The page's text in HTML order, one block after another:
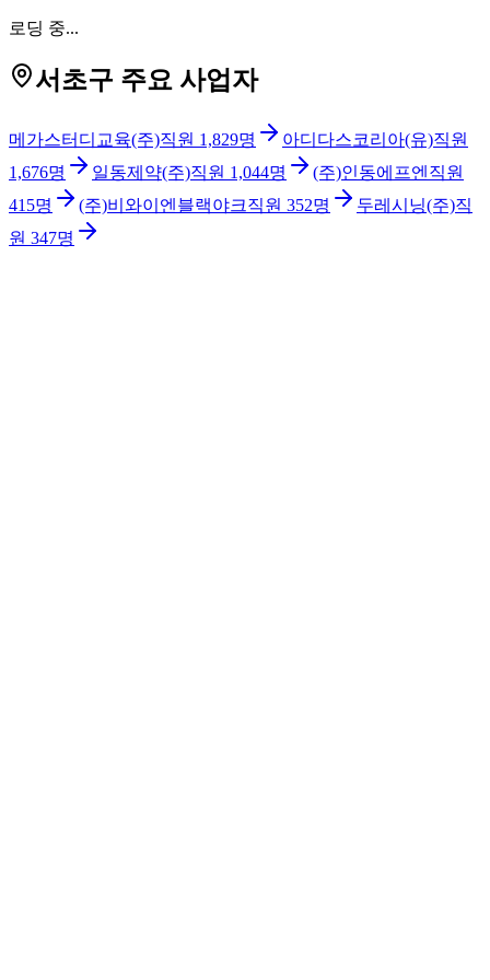
로딩 중...
서초구 주요 사업자
메가스터디교육(주)직원 1,829명 아디다스코리아(유)직원
1,676명 일동제약(주)직원 1,044명 (주)인동에프엔 직원
415명 (주)비와이엔블랙야크직원 352명 두레시닝(주)직
원 347명